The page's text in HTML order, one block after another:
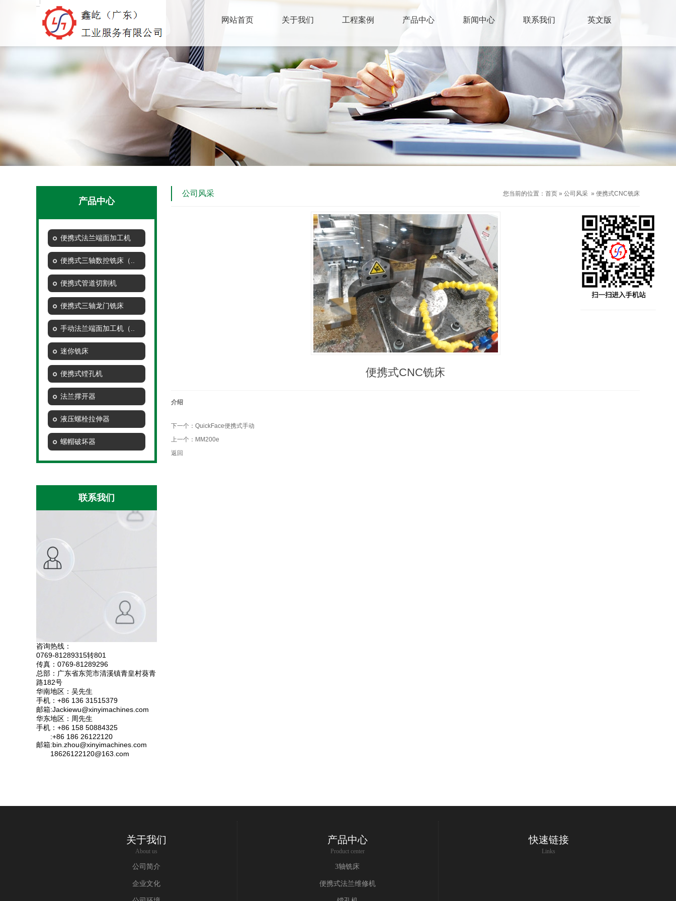
网站首页 关于我们 工程案例 产品中心 新闻中心 联系我们 英文版
产品中心
便携式法兰端面加工机
便携式三轴数控铣床（..
便携式管道切割机
便携式三轴龙门铣床
手动法兰端面加工机（..
迷你铣床
便携式镗孔机
法兰撑开器
液压螺栓拉伸器
螺帽破坏器
联系我们
咨询热线：
0769-81289315转801
传真：0769-81289296
总部：广东省东莞市清溪镇青皇村葵青
路182号
华南地区：吴先生
手机：+86 136 31515379
邮箱:Jackiewu@xinyimachines.com
华东地区：周先生
手机：+86 158 50884325
:+86 186 26122120
邮箱:bin.zhou@xinyimachines.com
18626122120@163.com
公司风采 您当前的位置： 首页 » 公司风采 » 便携式CNC铣床
便携式CNC铣床
介绍
下一个： QuickFace便携式手动
上一个： MM200e
返回
关于我们
About us
公司简介
企业文化
产品中心
Product center
3轴铣床
便携式法兰维修机
快速链接
Links